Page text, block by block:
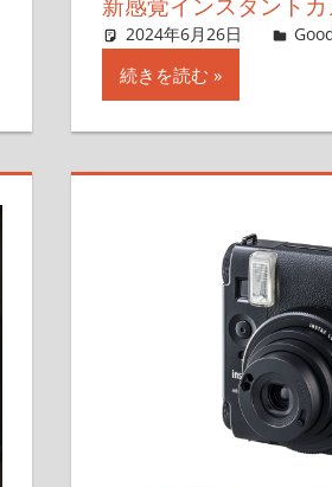
2024年6月26日 ＆GP
続きを読む